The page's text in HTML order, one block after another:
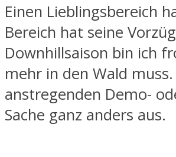
Einen Lieblingsbereich
Bereich hat seine
Downhillsaison bin ich
mehr in den Wald
anstregenden Demo-
Sache ganz anders aus.